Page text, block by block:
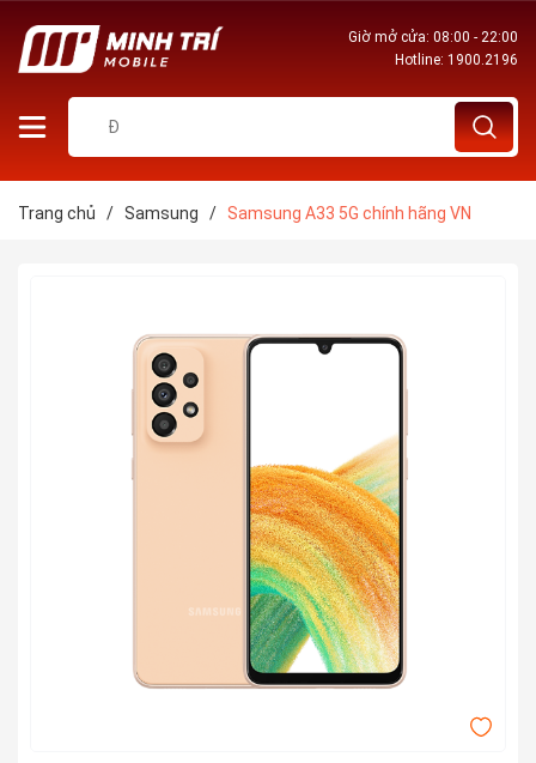
Giờ mở cửa: 08:00 - 22:00
Hotline: 1900.2196
Trang chủ / Samsung / Samsung A33 5G chính hãng VN